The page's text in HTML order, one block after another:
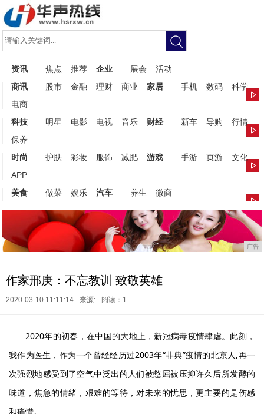
资讯 焦点 推荐 企业 展会
活动
商讯
股市 金融 理财 商业 家居 手机 数码
科学
电商
科技
明星 电影 电视 音乐 财经 新车 导购
行情
保养
时尚
护肤 彩妆 服饰 减肥 游戏 手游 页游
文化
APP
美食
做菜 娱乐 汽车 养生 微商
广告
作家邢庚：不忘教训 致敬英雄
2020-03-10 11:11:14 来源: 阅读：1
2020年的初春，在中国的大地上，新冠病毒疫情肆虐。此刻，
我作为医生，作为一个曾经经历过2003年“非典”疫情的北京人,再一
次强烈地感受到了空气中泛出的人们被憋屈被压抑许久后所发酵的
味道，焦急的情绪，艰难的等待，对未来的忧思，更主要的是伤感
和痛惜。